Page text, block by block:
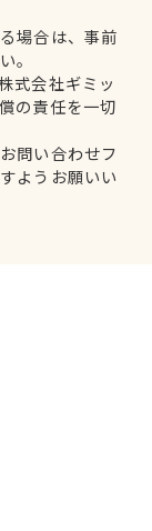
場合は、事前
。
式会社ギミッ
の責任を一切
問い合わせフ
ようお願いい